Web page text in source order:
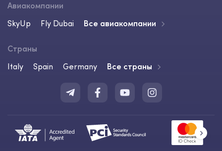
Авиакомпании
SkyUp
Fly Dubai Все авиакомпании
Страны
Italy
Spain Germany Все страны